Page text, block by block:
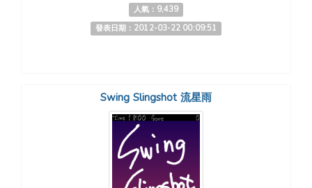
人氣：9,439
發表日期：2012-03-22 00:09:51
Swing Slingshot 流星雨